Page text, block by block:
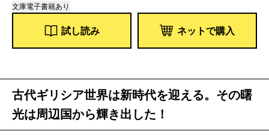
文庫電子書籍あり
試し読み ネットで購入
古代ギリシア世界は新時代を迎える。その曙
光は周辺国から輝き出した！